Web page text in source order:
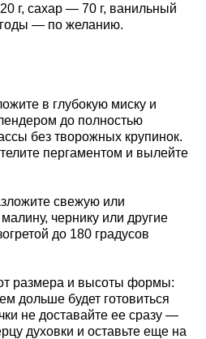
г, сахар — 70 г, ванильный
— по желанию.
в глубокую миску и
до полностью
без творожных крупинок.
пергаментом и вылейте
свежую или
чернику или другие
до 180 градусов
размера и высоты формы:
дольше будет готовиться
не доставайте ее сразу —
духовки и оставьте еще на